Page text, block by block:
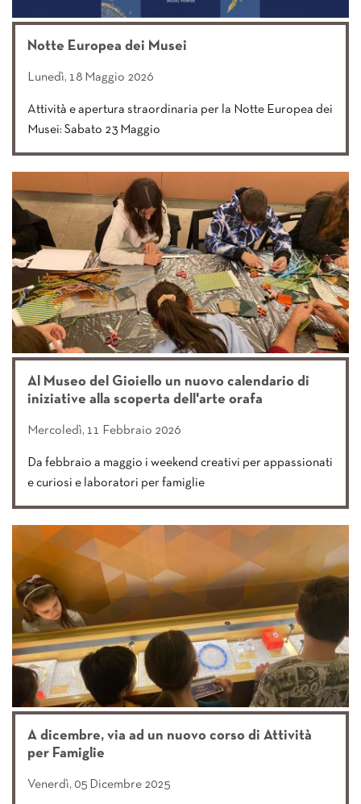
Notte Europea dei Musei
Lunedì, 18 Maggio 2026
Attività e apertura straordinaria per la Notte Europea dei
Musei: Sabato 23 Maggio
Al Museo del Gioiello un nuovo calendario di
iniziative alla scoperta dell'arte orafa
Mercoledì, 11 Febbraio 2026
Da febbraio a maggio i weekend creativi per appassionati
e curiosi e laboratori per famiglie
A dicembre, via ad un nuovo corso di Attività
per Famiglie
Venerdì, 05 Dicembre 2025